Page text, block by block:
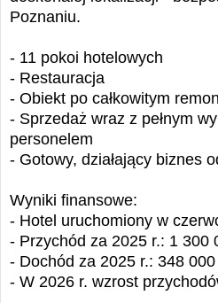
Poznaniu.
- 11 pokoi hotelowych
- Restauracja
- Obiekt po całkowitym
- Sprzedaż wraz z pełnym
personelem
- Gotowy, działający biznes
Wyniki finansowe:
- Hotel uruchomiony w
- Przychód za 2025 r.: 1 300
- Dochód za 2025 r.: 348
- W 2026 r. wzrost